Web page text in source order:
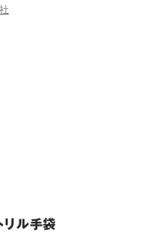
リル手袋